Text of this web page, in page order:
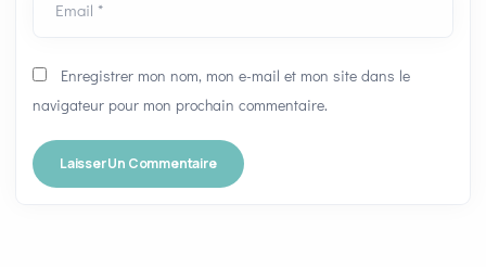
Email *
Enregistrer mon nom, mon e-mail et mon site dans le
navigateur pour mon prochain commentaire.